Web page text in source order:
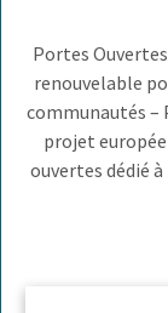
Portes Ouvertes
renouvelable
communautés –
projet
ouvertes dédié